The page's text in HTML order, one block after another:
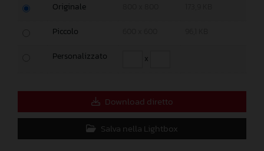
Originale
Piccolo
Personalizzato x
Download diretto
Salva nella Lightbox